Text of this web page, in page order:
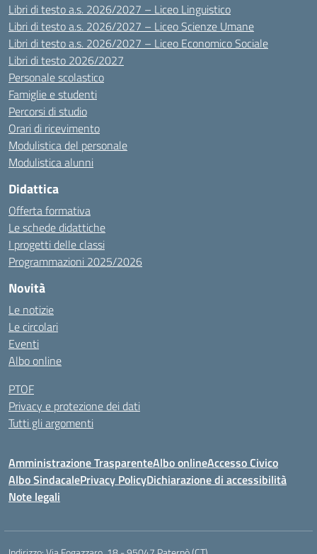
Libri di testo a.s. 2026/2027 – Liceo Linguistico
Libri di testo a.s. 2026/2027 – Liceo Scienze Umane
Libri di testo a.s. 2026/2027 – Liceo Economico Sociale
Libri di testo 2026/2027
Personale scolastico
Famiglie e studenti
Percorsi di studio
Orari di ricevimento
Modulistica del personale
Modulistica alunni
Didattica
Offerta formativa
Le schede didattiche
I progetti delle classi
Programmazioni 2025/2026
Novità
Le notizie
Le circolari
Eventi
Albo online
PTOF
Privacy e protezione dei dati
Tutti gli argomenti
Amministrazione TrasparenteAlbo onlineAccesso Civico
Albo SindacalePrivacy PolicyDichiarazione di accessibilità
Note legali